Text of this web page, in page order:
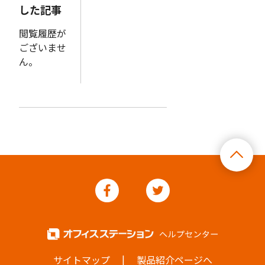
した記事
閲覧履歴が
ございませ
ん。
サイトマップ | 製品紹介ページへ